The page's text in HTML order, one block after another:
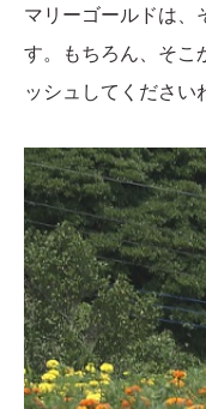
マリーゴールドは、
す。もちろん、そこ
ッシュしてください